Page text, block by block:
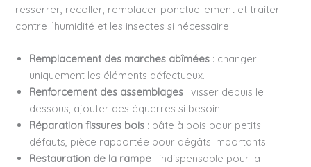
resserrer, recoller, remplacer ponctuellement et traiter
contre l’humidité et les insectes si nécessaire.
Remplacement des marches abîmées : changer
uniquement les éléments défectueux.
Renforcement des assemblages : visser depuis le
dessous, ajouter des équerres si besoin.
Réparation fissures bois : pâte à bois pour petits
défauts, pièce rapportée pour dégâts importants.
Restauration de la rampe : indispensable pour la